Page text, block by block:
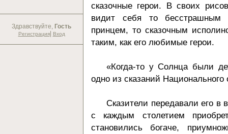
Здравствуйте, Гость
Регистрация| Вход
сказочные герои. В своих
видит себя то бесстрашным
принцем, то сказочным
таким, как его любимые герои.
«Когда-то у Солнца были
одно из сказаний
Сказители передавали его в
с каждым столетием
становились богаче,